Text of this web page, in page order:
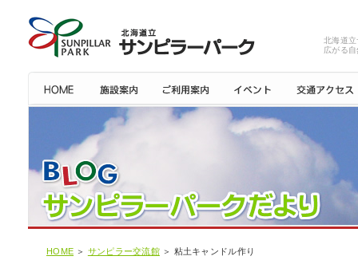
北海道
広がる
HOME ＞ サンピラー交流館＞ 粘土キャンドル作り